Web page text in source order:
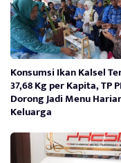
Konsumsi Ikan Kalsel
37,68 Kg per Kapita, TP
Dorong Jadi Menu
Keluarga